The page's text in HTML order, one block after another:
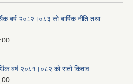
बर्ष २०८२।०८३ को बार्षिक नीति तथा
बर्ष २०८१।०८२ को रातो किताव